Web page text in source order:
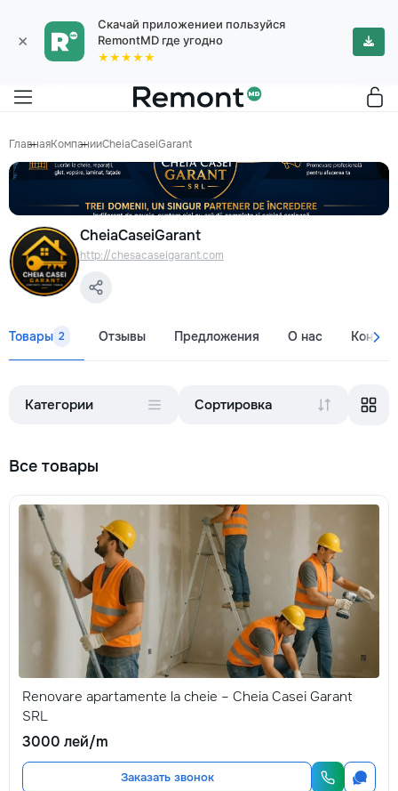
×
Скачай приложениеи пользуйся
RemontMD где угодно
★★★★★
ГлавнаяКомпанииCheiaCaseiGarant
CheiaCaseiGarant
http://chesacaseigarant.com
Товары 2 Отзывы Предложения О нас
Категории Сортировка
Все товары
Renovare apartamente la cheie – Cheia Casei Garant
SRL
3000 лей/m
Заказать звонок